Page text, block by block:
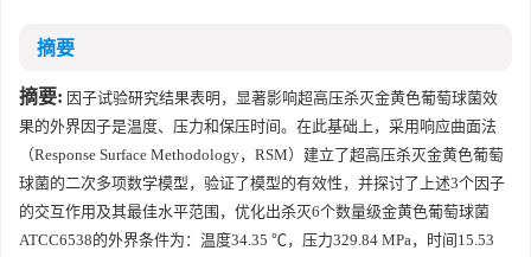
摘要
摘要: 因子试验研究结果表明，显著影响超高压杀灭金黄色葡萄球菌效
果的外界因子是温度、压力和保压时间。在此基础上，采用响应曲面法
（Response Surface Methodology，RSM）建立了超高压杀灭金黄色葡萄
球菌的二次多项数学模型，验证了模型的有效性，并探讨了上述3个因子
的交互作用及其最佳水平范围，优化出杀灭6个数量级金黄色葡萄球菌
ATCC6538的外界条件为：温度34.35 ℃，压力329.84 MPa，时间15.53